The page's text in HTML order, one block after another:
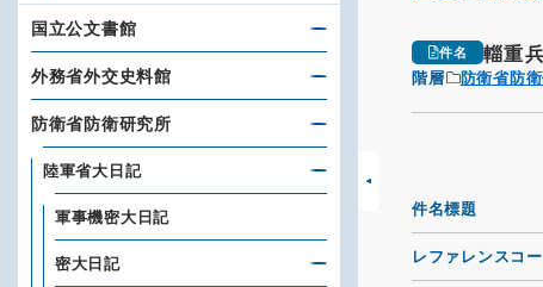
件名 輜重
階層 防衛省防
件名標題
レファレンスコ
国立公文書館
外務省外交史料館
防衛省防衛研究所
陸軍省大日記
軍事機密大日記
密大日記